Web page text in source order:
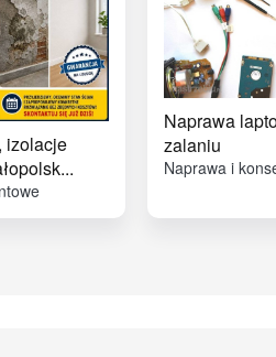
izolacje
Naprawa
zalaniu
Naprawa i